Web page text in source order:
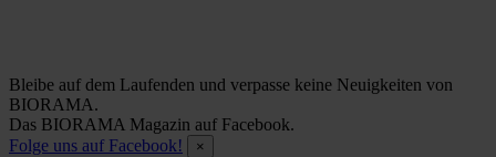
Bleibe auf dem Laufenden und verpasse keine Neuigkeiten von
BIORAMA.
Das BIORAMA Magazin auf Facebook.
Folge uns auf Facebook!
×